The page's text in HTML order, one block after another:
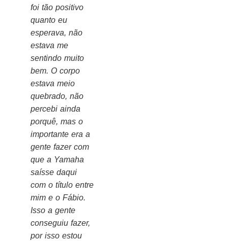
foi tão positivo
quanto eu
esperava, não
estava me
sentindo muito
bem. O corpo
estava meio
quebrado, não
percebi ainda
porquê, mas o
importante era a
gente fazer com
que a Yamaha
saísse daqui
com o título entre
mim e o Fábio.
Isso a gente
conseguiu fazer,
por isso estou